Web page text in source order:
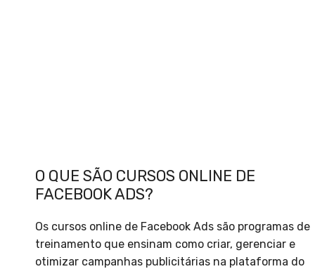
O QUE SÃO CURSOS ONLINE DE
FACEBOOK ADS?
Os cursos online de Facebook Ads são programas de
treinamento que ensinam como criar, gerenciar e
otimizar campanhas publicitárias na plataforma do